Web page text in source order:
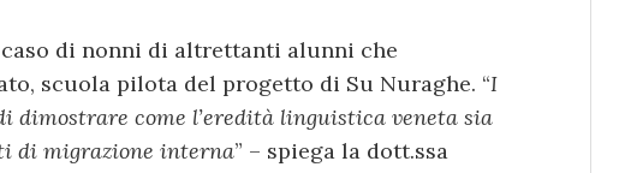
di nonni di altrettanti alunni che
scuola pilota del progetto di Su Nuraghe. “I
dimostrare come l’eredità linguistica veneta sia
di migrazione interna” – spiega la dott.ssa